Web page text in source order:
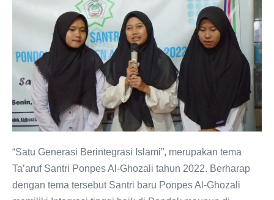
“Satu Generasi Berintegrasi Islami”, merupakan tema
Ta’aruf Santri Ponpes Al-Ghozali tahun 2022. Berharap
dengan tema tersebut Santri baru Ponpes Al-Ghozali